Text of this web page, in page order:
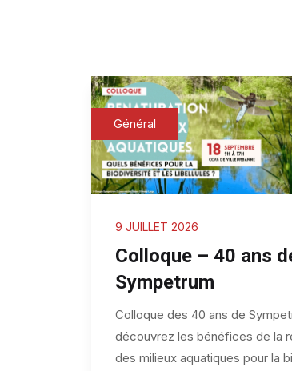
Général
9 JUILLET 2026
Colloque – 40 ans
Sympetrum
Colloque des 40 ans de
découvrez les bénéfices de la
des milieux aquatiques pour la